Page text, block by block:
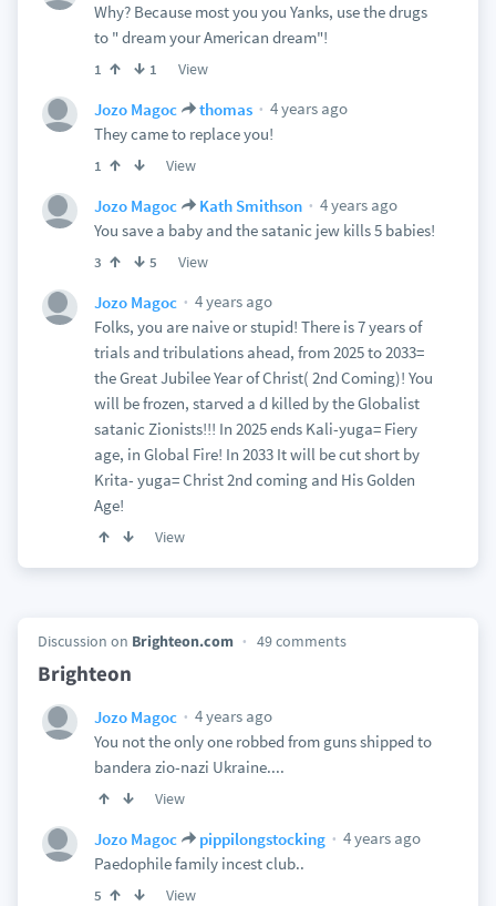
Why? Because most you you Yanks, use the drugs
to " dream your American dream"!
1 1 View
Jozo Magoc thomas
4 years ago
They came to replace you!
1 View
Jozo Magoc Kath Smithson
4 years ago
You save a baby and the satanic jew kills 5 babies!
3 5 View
Jozo Magoc
4 years ago
Folks, you are naive or stupid! There is 7 years of
trials and tribulations ahead, from 2025 to 2033=
the Great Jubilee Year of Christ( 2nd Coming)! You
will be frozen, starved a d killed by the Globalist
satanic Zionists!!! In 2025 ends Kali-yuga= Fiery
age, in Global Fire! In 2033 It will be cut short by
Krita- yuga= Christ 2nd coming and His Golden
Age!
View
Discussion on Brighteon.com 49 comments
Brighteon
Jozo Magoc
4 years ago
You not the only one robbed from guns shipped to
bandera zio-nazi Ukraine....
View
Jozo Magoc pippilongstocking
4 years ago
Paedophile family incest club..
5 View